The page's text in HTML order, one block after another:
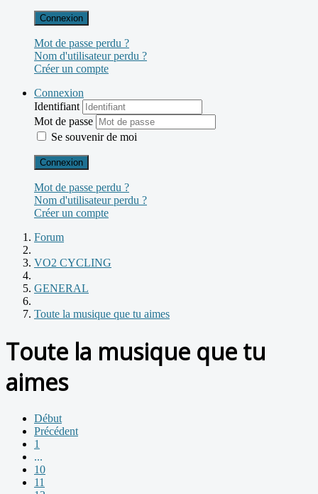
Connexion
Mot de passe perdu ?
Nom d'utilisateur perdu ?
Créer un compte
Connexion
Identifiant
Mot de passe
Se souvenir de moi
Connexion
Mot de passe perdu ?
Nom d'utilisateur perdu ?
Créer un compte
Forum
VO2 CYCLING
GENERAL
Toute la musique que tu aimes
Toute la musique que tu
aimes
Début
Précédent
1
...
10
11